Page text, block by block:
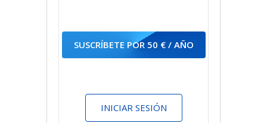
SUSCRÍBETE POR 50 € / AÑO
INICIAR SESIÓN